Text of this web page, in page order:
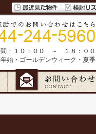
間：１０：００ ～ １８：００
始・ゴールデンウィーク・夏季